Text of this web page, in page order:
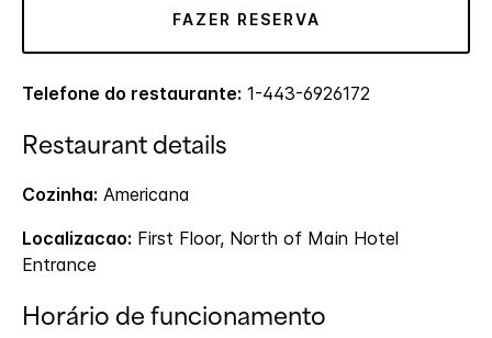
FAZER RESERVA
Telefone do restaurante: 1-443-6926172
Restaurant details
Cozinha: Americana
Localizacao: First Floor, North of Main Hotel
Entrance
Horário de funcionamento